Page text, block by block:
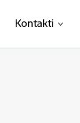
Kontakti